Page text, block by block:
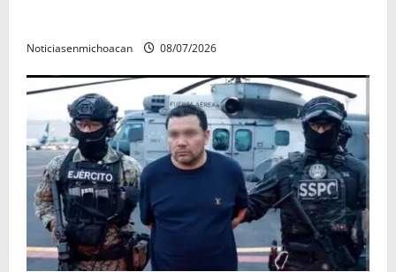
Noticiasenmichoacan 08/07/2026